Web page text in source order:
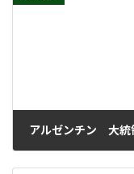
アルゼンチン 大統